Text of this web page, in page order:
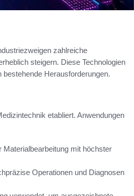
zahlreiche
steigern. Diese Technologien
Herausforderungen.
etabliert. Anwendungen
mit höchster
Operationen und Diagnosen